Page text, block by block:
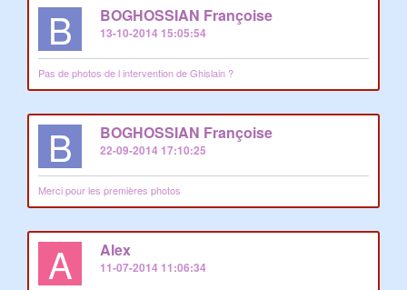
B BOGHOSSIAN Françoise
13-10-2014 15:05:54
Pas de photos de l intervention de Ghislain ?
B BOGHOSSIAN Françoise
22-09-2014 17:10:25
Merci pour les premières photos
A Alex
11-07-2014 11:06:34